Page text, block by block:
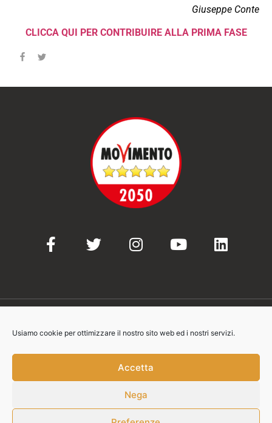
Usiamo cookie per ottimizzare il nostro sito web ed i nostri servizi.
Accetta
Nega
Giuseppe Conte
CLICCA QUI PER CONTRIBUIRE ALLA PRIMA FASE
© 2021-2023 Movimento 5 Stelle
Contatti:
info@movimento5stelle.eu